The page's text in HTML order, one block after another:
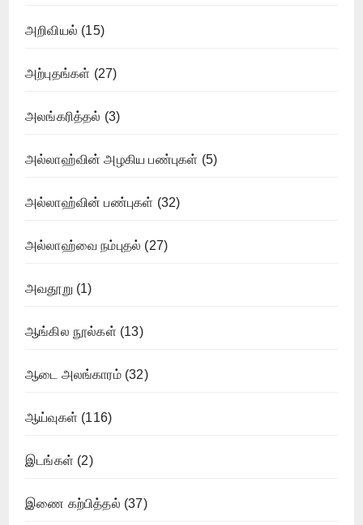
அறிவியல் (15)
அற்புதங்கள் (27)
அலங்கரித்தல் (3)
அல்லாஹ்வின் அழகிய பண்புகள் (5)
அல்லாஹ்வின் பண்புகள் (32)
அல்லாஹ்வை நம்புதல் (27)
அவதூறு (1)
ஆங்கில நூல்கள் (13)
ஆடை அலங்காரம்(32)
ஆய்வுகள் (116)
இடங்கள் (2)
இணை கற்பித்தல் (37)